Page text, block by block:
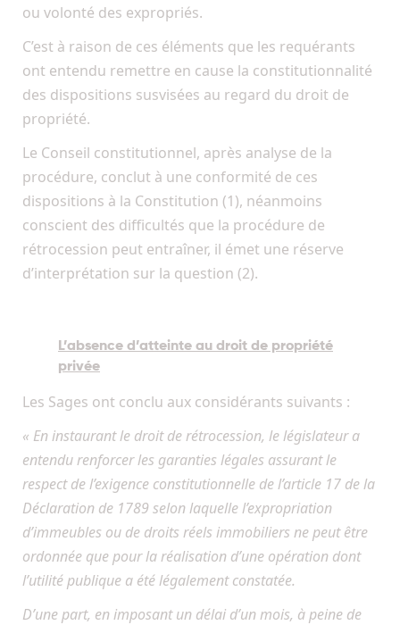
ou volonté des expropriés.
C’est à raison de ces éléments que les requérants
ont entendu remettre en cause la constitutionnalité
des dispositions susvisées au regard du droit de
propriété.
Le Conseil constitutionnel, après analyse de la
procédure, conclut à une conformité de ces
dispositions à la Constitution (1), néanmoins
conscient des difficultés que la procédure de
rétrocession peut entraîner, il émet une réserve
d’interprétation sur la question (2).
L’absence d’atteinte au droit de propriété
privée
Les Sages ont conclu aux considérants suivants :
« En instaurant le droit de rétrocession, le législateur a
entendu renforcer les garanties légales assurant le
respect de l’exigence constitutionnelle de l’article 17 de la
Déclaration de 1789 selon laquelle l’expropriation
d’immeubles ou de droits réels immobiliers ne peut être
ordonnée que pour la réalisation d’une opération dont
l’utilité publique a été légalement constatée.
D’une part, en imposant un délai d’un mois, à peine de